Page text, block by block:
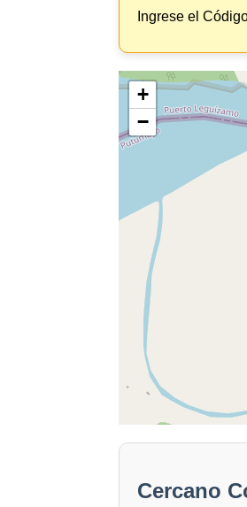
Ingrese el
+
−
Cercano